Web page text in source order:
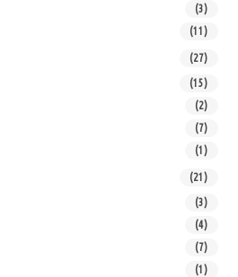
(3)
(11)
(27)
(15)
(2)
(7)
(1)
(21)
(3)
(4)
(7)
(1)